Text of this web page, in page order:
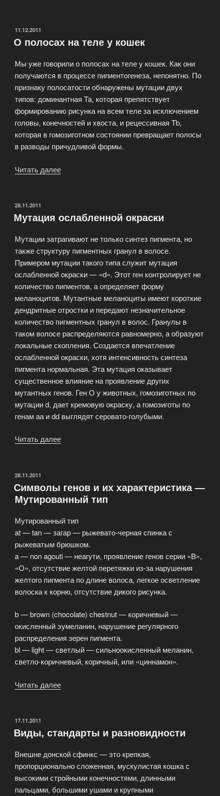
характеристика
Дикий
тип»
ОПУБЛИКОВАНО
11.12.2011
О полосах на теле у кошек
Мы уже говорили о полосах на теле у кошек. Как они
получаются в процессе пигментогенеза, непонятно. По
признаку полосатости обнаружены мутации двух
типов: доминантная Ta, которая препятствует
формированию рисунка на всем теле за исключением
головы, конечностей и хвоста, и рецессивная Tb,
которая в гомозиготном состоянии превращает полосы
в разводы причудливой формы.
Читать далее
у
ОПУБЛИКОВАНО
28.11.2011
Мутация ослабленной окраски
Мутации затрагивают не только синтез пигмента, но
также структуру пигментных гранул в волосе.
Примером мутации такого типа служит мутация
ослабленной окраски — «d». Этот ген контролирует не
количество пигментов, а определяет форму
меланоцитов. Мутантные меланоциты имеют короткие
дендритные отростки и передают незначительное
количество пигментных гранул в волос. Гранулы в
таком волосе распределяются равномерно, а образуют
локальные скопления. Создается впечатление
ослабленной окраски, хотя интенсивность синтеза
пигмента нормальная. Эта мутация оказывает
существенное влияние на проявление других
мутантных генов. Ген О у животных, гомозиготных по
мутации d, дает кремовую окраску, а гомозиготы по
генам аа и dd выглядят серовато-голубыми.
Читать далее
ОПУБЛИКОВАНО
28.11.2011
Символы генов и их характеристика —
Мутированный тип
Мутированный тип
at — tan — загар — рыжевато-черная спинка с
рыжеватым брюшком.
a — non agouti — неагути, проявление генов серии «B»,
«O», отсутствие желтой перетяжки из-за нарушения
желтого пигмента по длине волоса, легкое осветление
волоска к корню, отсутствие дикого рисунка.
b — brown (chocolate) chestnut — коричневый —
окисленный эумеланин, нарушение регулярного
распределения зерен пигмента.
bl — light — светлый — сильноокисленный меланин,
светло-коричневый, коричный, или «циннамон».
Читать далее
характеристика
Мутированный
тип»
ОПУБЛИКОВАНО
17.11.2011
Виды, стандарты и разновидности
Внешне донской сфинкс — это крепкая,
пропорционально сложенная, мускулистая кошка с
высокими стройными конечностями, длинными
пальцами, большими ушами и крупными